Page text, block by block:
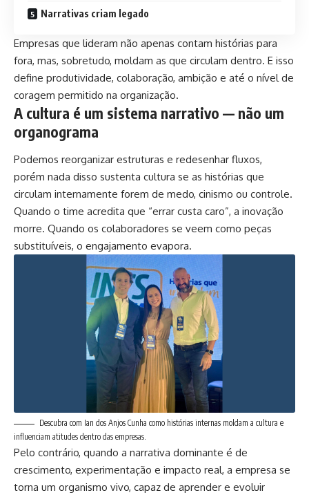
Narrativas criam legado
Empresas que lideram não apenas contam histórias para
fora, mas, sobretudo, moldam as que circulam dentro. E isso
define produtividade, colaboração, ambição e até o nível de
coragem permitido na organização.
A cultura é um sistema narrativo — não um
organograma
Podemos reorganizar estruturas e redesenhar fluxos,
porém nada disso sustenta cultura se as histórias que
circulam internamente forem de medo, cinismo ou controle.
Quando o time acredita que “errar custa caro”, a inovação
morre. Quando os colaboradores se veem como peças
substituíveis, o engajamento evapora.
Descubra com Ian dos Anjos Cunha como histórias internas moldam a cultura e
influenciam atitudes dentro das empresas.
Pelo contrário, quando a narrativa dominante é de
crescimento, experimentação e impacto real, a empresa se
torna um organismo vivo, capaz de aprender e evoluir